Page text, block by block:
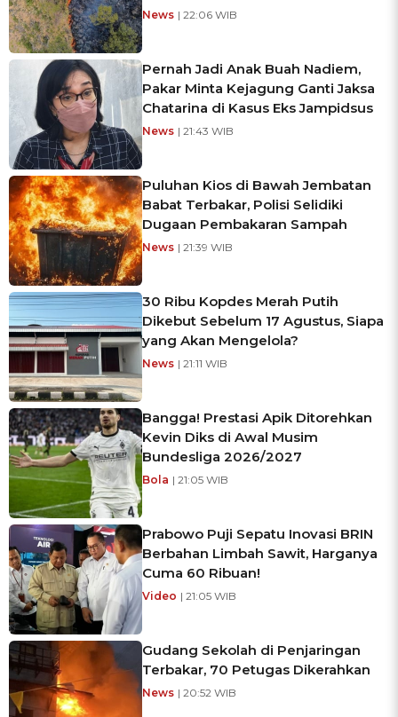
News | 22:06 WIB
Pernah Jadi Anak Buah Nadiem,
Pakar Minta Kejagung Ganti Jaksa
Chatarina di Kasus Eks Jampidsus
News | 21:43 WIB
Puluhan Kios di Bawah Jembatan
Babat Terbakar, Polisi Selidiki
Dugaan Pembakaran Sampah
News | 21:39 WIB
30 Ribu Kopdes Merah Putih
Dikebut Sebelum 17 Agustus, Siapa
yang Akan Mengelola?
News | 21:11 WIB
Bangga! Prestasi Apik Ditorehkan
Kevin Diks di Awal Musim
Bundesliga 2026/2027
Bola | 21:05 WIB
Prabowo Puji Sepatu Inovasi BRIN
Berbahan Limbah Sawit, Harganya
Cuma 60 Ribuan!
Video | 21:05 WIB
Gudang Sekolah di Penjaringan
Terbakar, 70 Petugas Dikerahkan
News | 20:52 WIB